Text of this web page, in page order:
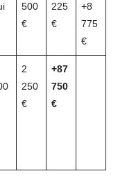
500
€
225
€
+8
775
€
2
250
€
+87
750
€